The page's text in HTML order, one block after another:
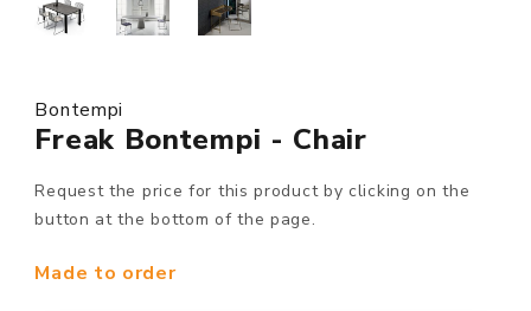
Bontempi
Freak Bontempi - Chair
Request the price for this product by clicking on the
button at the bottom of the page.
Made to order